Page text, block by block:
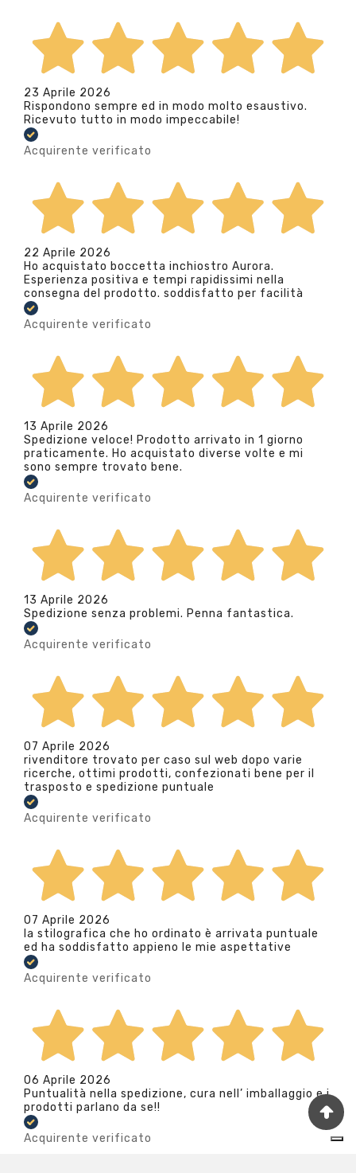
23 Aprile 2026
Rispondono sempre ed in modo molto esaustivo.
Ricevuto tutto in modo impeccabile!
Acquirente verificato
22 Aprile 2026
Ho acquistato boccetta inchiostro Aurora.
Esperienza positiva e tempi rapidissimi nella
consegna del prodotto. soddisfatto per facilità
Acquirente verificato
13 Aprile 2026
Spedizione veloce! Prodotto arrivato in 1 giorno
praticamente. Ho acquistato diverse volte e mi
sono sempre trovato bene.
Acquirente verificato
13 Aprile 2026
Spedizione senza problemi. Penna fantastica.
Acquirente verificato
07 Aprile 2026
rivenditore trovato per caso sul web dopo varie
ricerche, ottimi prodotti, confezionati bene per il
trasposto e spedizione puntuale
Acquirente verificato
07 Aprile 2026
la stilografica che ho ordinato è arrivata puntuale
ed ha soddisfatto appieno le mie aspettative
Acquirente verificato
06 Aprile 2026
Puntualità nella spedizione, cura nell’ imballaggio e i
prodotti parlano da se!!
Acquirente verificato